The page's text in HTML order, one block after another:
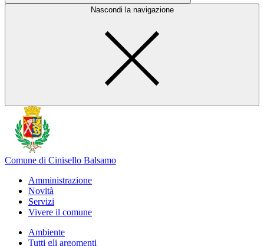
Nascondi la navigazione
Comune di Cinisello Balsamo
Amministrazione
Novità
Servizi
Vivere il comune
Ambiente
Tutti gli argomenti